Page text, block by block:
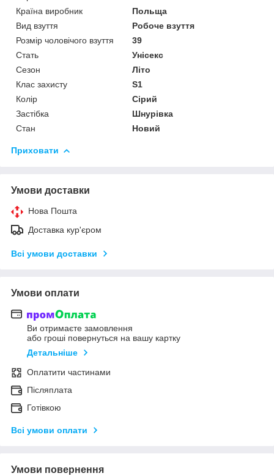
Країна виробник
Польща
Вид взуття
Робоче взуття
Розмір чоловічого взуття
39
Стать
Унісекс
Сезон
Літо
Клас захисту
S1
Колір
Сірий
Застібка
Шнурівка
Стан
Новий
Приховати
Умови доставки
Нова Пошта
Доставка кур'єром
Всі умови доставки
Умови оплати
Ви отримаєте замовлення
або гроші повернуться на вашу картку
Детальніше
Оплатити частинами
Післяплата
Готівкою
Всі умови оплати
Умови повернення